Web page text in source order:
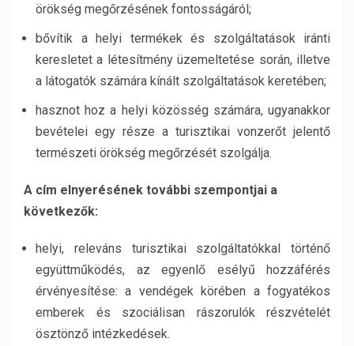
örökség megőrzésének fontosságáról;
bővítik a helyi termékek és szolgáltatások iránti
keresletet a létesítmény üzemeltetése során, illetve
a látogatók számára kínált szolgáltatások keretében;
hasznot hoz a helyi közösség számára, ugyanakkor
bevételei egy része a turisztikai vonzerőt jelentő
természeti örökség megőrzését szolgálja.
A cím elnyerésének további szempontjai a
következők:
helyi, releváns turisztikai szolgáltatókkal történő
együttműködés, az egyenlő esélyű hozzáférés
érvényesítése: a vendégek körében a fogyatékos
emberek és szociálisan rászorulók részvételét
ösztönző intézkedések.